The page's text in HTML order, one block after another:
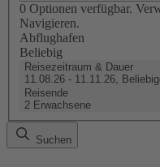
0 Optionen verfügbar.
Navigieren.
Abflughafen
Beliebig
Reisezeitraum & Dauer
11.08.26 - 11.11.26,
Reisende
2 Erwachsene
Suchen